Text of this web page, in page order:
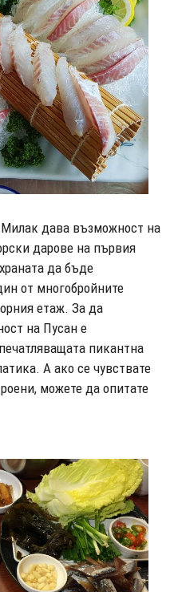
дава възможност на
дарове на първия
да бъде
от многобройните
етаж. За да
на Пусан е
пикантна
А ако се чувствате
можете да опитате